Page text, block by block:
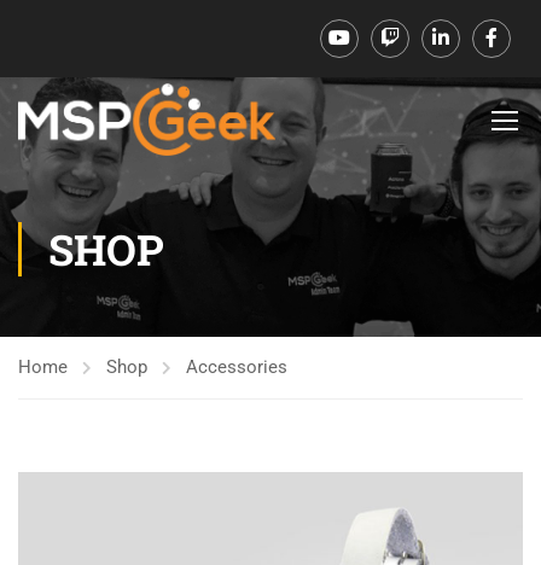
SHOP
Home Shop Accessories